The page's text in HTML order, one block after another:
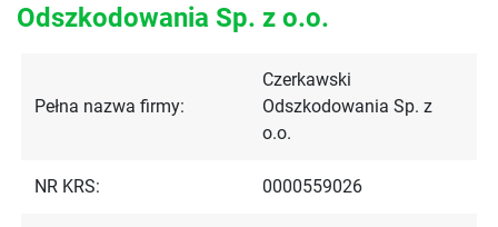
Odszkodowania Sp. z o.o.
Pełna nazwa firmy:
Czerkawski
Odszkodowania Sp. z
o.o.
NR KRS: 0000559026